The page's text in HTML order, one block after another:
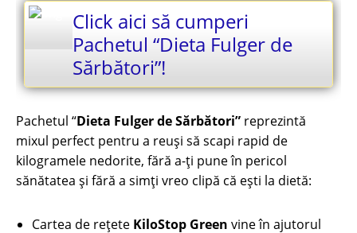
Click aici să cumperi
Pachetul “Dieta Fulger de
Sărbători”!
Pachetul “Dieta Fulger de Sărbători” reprezintă
mixul perfect pentru a reuși să scapi rapid de
kilogramele nedorite, fără a-ți pune în pericol
sănătatea și fără a simți vreo clipă că ești la dietă:
Cartea de rețete KiloStop Green vine în ajutorul